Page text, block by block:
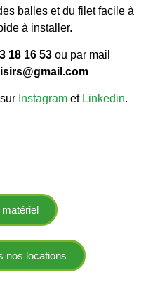
balles et du filet facile à
à installer.
18 16 53 ou par mail
Instagram et Linkedin.
nos locations